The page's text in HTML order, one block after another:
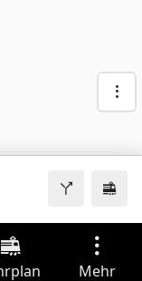
Mehr